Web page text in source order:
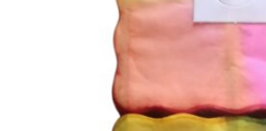
Como Registrarse
Finalizar compra